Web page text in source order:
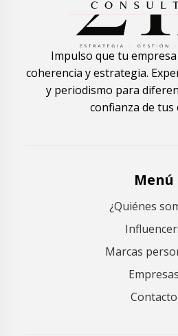
Impulso que tu
coherencia y estrategia.
y periodismo para
confianza de tus
Menú
¿Quiénes
Marcas
Empresas
Contacto